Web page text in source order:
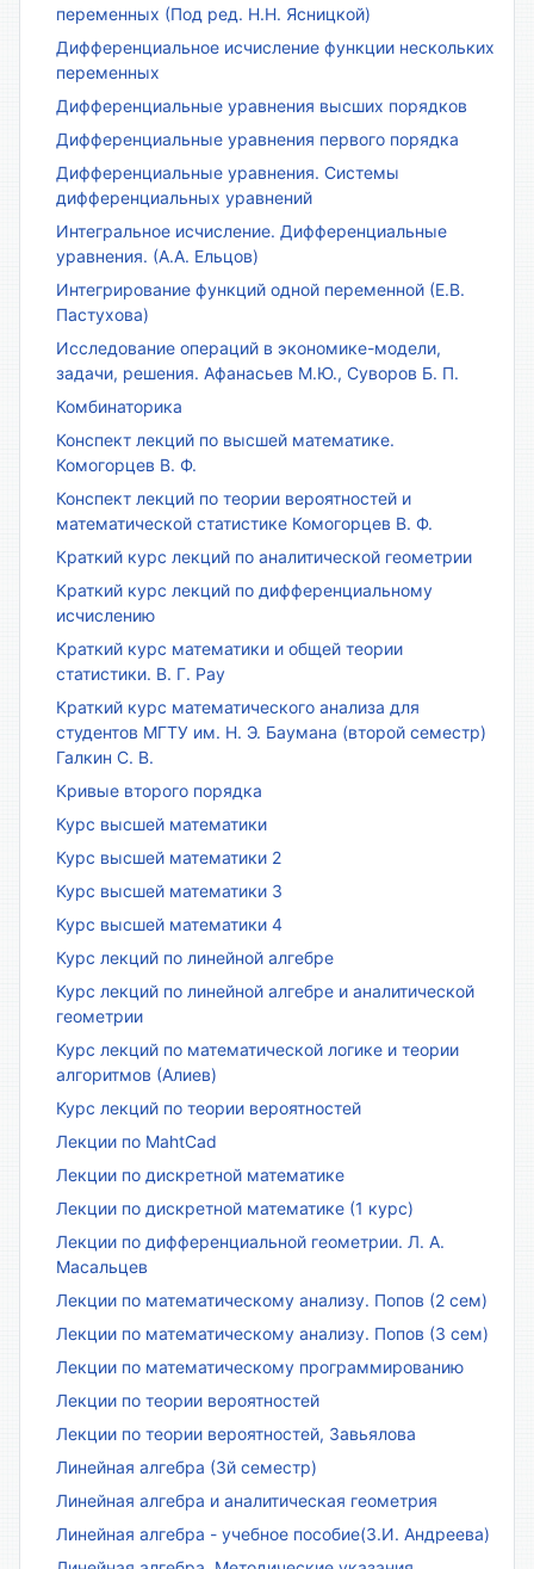
переменных (Под ред. Н.Н. Ясницкой)
Дифференциальное исчисление функции нескольких
переменных
Дифференциальные уравнения высших порядков
Дифференциальные уравнения первого порядка
Дифференциальные уравнения. Системы
дифференциальных уравнений
Интегральное исчисление. Дифференциальные
уравнения. (А.А. Ельцов)
Интегрирование функций одной переменной (Е.В.
Пастухова)
Исследование операций в экономике-модели,
задачи, решения. Афанасьев М.Ю., Суворов Б. П.
Комбинаторика
Конспект лекций по высшей математике.
Комогорцев В. Ф.
Конспект лекций по теории вероятностей и
математической статистике Комогорцев В. Ф.
Краткий курс лекций по аналитической геометрии
Краткий курс лекций по дифференциальному
исчислению
Краткий курс математики и общей теории
статистики. В. Г. Рау
Краткий курс математического анализа для
студентов МГТУ им. Н. Э. Баумана (второй семестр)
Галкин С. В.
Кривые второго порядка
Курс высшей математики
Курс высшей математики 2
Курс высшей математики 3
Курс высшей математики 4
Курс лекций по линейной алгебре
Курс лекций по линейной алгебре и аналитической
геометрии
Курс лекций по математической логике и теории
алгоритмов (Алиев)
Курс лекций по теории вероятностей
Лекции по MahtCad
Лекции по дискретной математике
Лекции по дискретной математике (1 курс)
Лекции по дифференциальной геометрии. Л. А.
Масальцев
Лекции по математическому анализу. Попов (2 сем)
Лекции по математическому анализу. Попов (3 сем)
Лекции по математическому программированию
Лекции по теории вероятностей
Лекции по теории вероятностей, Завьялова
Линейная алгебра (3й семестр)
Линейная алгебра и аналитическая геометрия
Линейная алгебра - учебное пособие(З.И. Андреева)